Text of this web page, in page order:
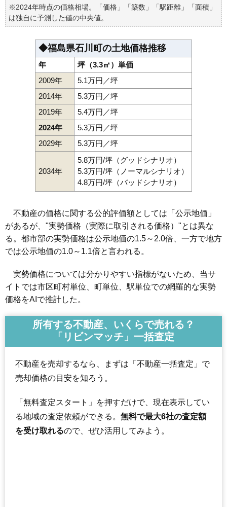
※2024年時点の価格相場。「価格」「築数」「駅距離」「面積」
は独自に予測した値の中央値。
◆福島県石川町の土地価格推移
年
坪（3.3㎡）単価
2009年
5.1万円／坪
2014年
5.3万円／坪
2019年
5.4万円／坪
2024年
5.3万円／坪
2029年
5.3万円／坪
2034年
5.8万円/坪（グッドシナリオ）
5.3万円/坪（ノーマルシナリオ）
4.8万円/坪（バッドシナリオ）
不動産の価格に関する公的評価額としては「公示地価」
があるが、"実勢価格（実際に取引される価格）"とは異な
る。都市部の実勢価格は公示地価の1.5～2.0倍、一方で地方
では公示地価の1.0～1.1倍と言われる。
実勢価格については分かりやすい指標がないため、当サ
イトでは市区町村単位、町単位、駅単位での網羅的な実勢
価格をAIで推計した。
所有する不動産、いくらで売れる？
「リビンマッチ」一括査定
不動産を売却するなら、まずは「不動産一括査定」で
売却価格の目安を知ろう。
「無料査定スタート」を押すだけで、現在表示してい
る地域の査定依頼ができる。 無料で最大6社の査定額
を受け取れるので、ぜひ活用してみよう。